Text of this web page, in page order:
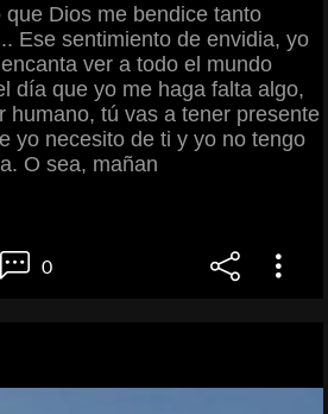
Dios me bendice tanto
Ese sentimiento de envidia, yo
ver a todo el mundo
día que yo me haga falta algo,
humano, tú vas a tener presente
yo necesito de ti y yo no tengo
O sea, mañan
0